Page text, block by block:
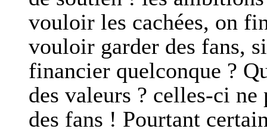
vouloir les cachées, on
vouloir garder des fans,
financier quelconque ?
des valeurs ? celles-ci
des fans ! Pourtant